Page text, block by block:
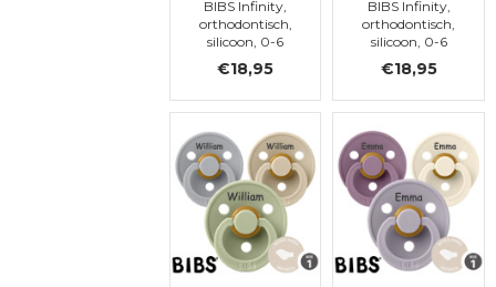
BIBS Infinity,
orthodontisch,
silicoon, 0-6
1)
€18,95
BIBS Infinity,
orthodontisch,
silicoon, 0-6
1)
€18,95